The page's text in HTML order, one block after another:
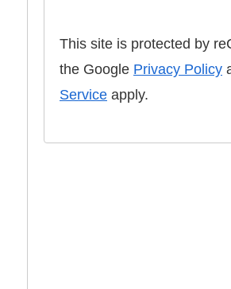
This site is protected by
the Google Privacy Policy
Service apply.